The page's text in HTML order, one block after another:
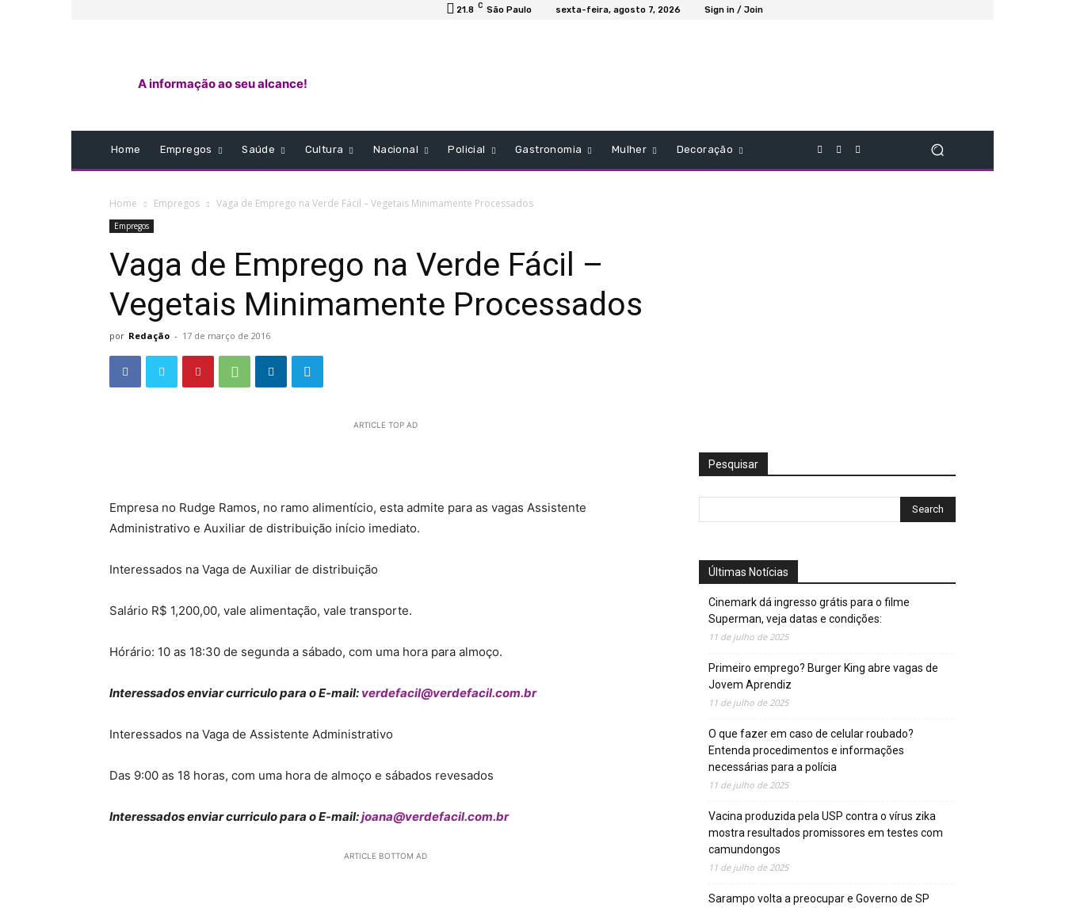
21.8 C São Paulo sexta-feira, agosto 7, 2026 Sign in / Join
A informação ao seu alcance!
Home Empregos Saúde Cultura Nacional Policial Gastronomia Mulher Decoração
Home Empregos Vaga de Emprego na Verde Fácil – Vegetais Minimamente Processados
Empregos
Vaga de Emprego na Verde Fácil –
Vegetais Minimamente Processados
por Redação - 17 de março de 2016
ARTICLE TOP AD
Empresa no Rudge Ramos, no ramo alimentício, esta admite para as vagas Assistente
Administrativo e Auxiliar de distribuição início imediato.
Interessados na Vaga de Auxiliar de distribuição
Salário R$ 1,200,00, vale alimentação, vale transporte.
Hórário: 10 as 18:30 de segunda a sábado, com uma hora para almoço.
Interessados enviar curriculo para o E-mail: verdefacil@verdefacil.com.br
Interessados na Vaga de Assistente Administrativo
Das 9:00 as 18 horas, com uma hora de almoço e sábados revesados
Interessados enviar curriculo para o E-mail:joana@verdefacil.com.br
ARTICLE BOTTOM AD
Pesquisar
Últimas Notícias
Cinemark dá ingresso grátis para o filme
Superman, veja datas e condições:
11 de julho de 2025
Primeiro emprego? Burger King abre vagas de
Jovem Aprendiz
11 de julho de 2025
O que fazer em caso de celular roubado?
Entenda procedimentos e informações
necessárias para a polícia
11 de julho de 2025
Vacina produzida pela USP contra o vírus zika
mostra resultados promissores em testes com
camundongos
11 de julho de 2025
Sarampo volta a preocupar e Governo de SP